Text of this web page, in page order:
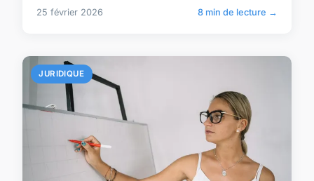
25 février 2026 8 min de lecture →
JURIDIQUE